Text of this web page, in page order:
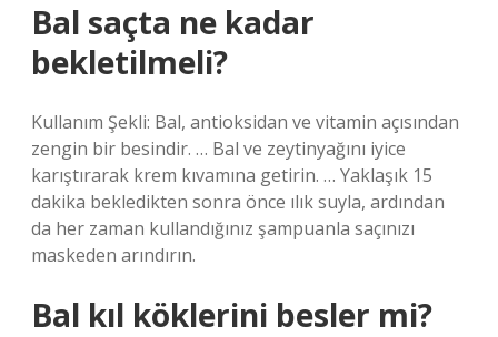
Bal saçta ne kadar
bekletilmeli?
Kullanım Şekli: Bal, antioksidan ve vitamin açısından
zengin bir besindir. … Bal ve zeytinyağını iyice
karıştırarak krem ​​kıvamına getirin. … Yaklaşık 15
dakika bekledikten sonra önce ılık suyla, ardından
da her zaman kullandığınız şampuanla saçınızı
maskeden arındırın.
Bal kıl köklerini besler mi?